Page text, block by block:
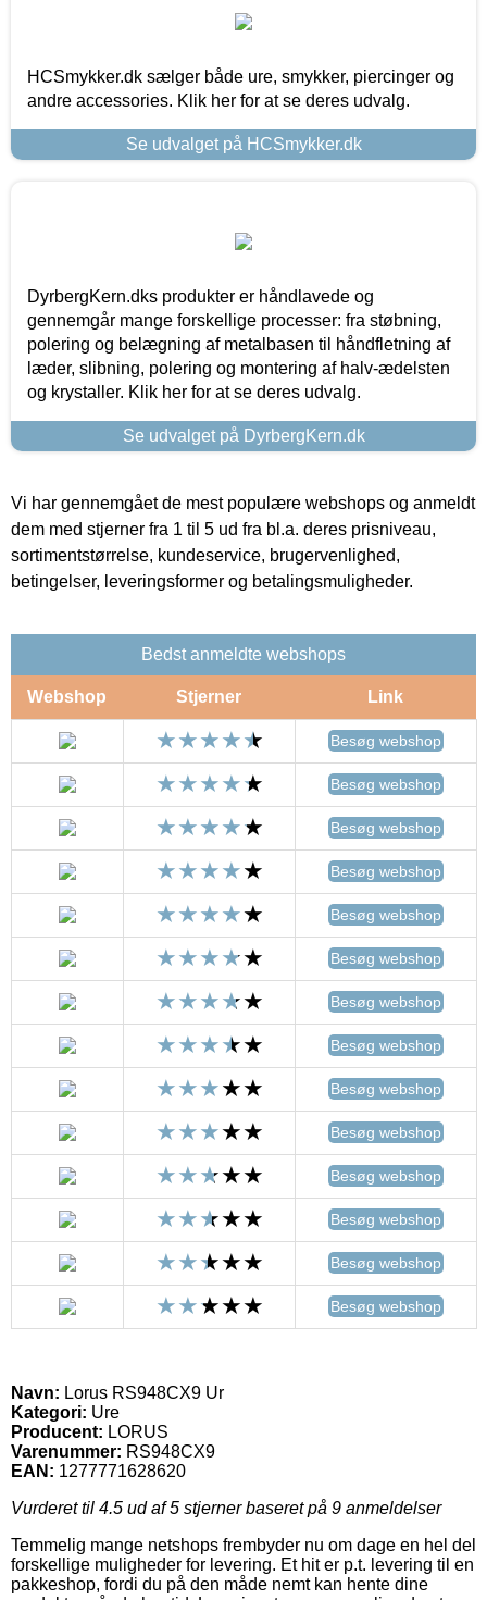
HCSmykker.dk sælger både ure, smykker, piercinger og
andre accessories. Klik her for at se deres udvalg.
Se udvalget på HCSmykker.dk
DyrbergKern.dks produkter er håndlavede og
gennemgår mange forskellige processer: fra støbning,
polering og belægning af metalbasen til håndfletning af
læder, slibning, polering og montering af halv-ædelsten
og krystaller. Klik her for at se deres udvalg.
Se udvalget på DyrbergKern.dk
Vi har gennemgået de mest populære webshops og anmeldt
dem med stjerner fra 1 til 5 ud fra bl.a. deres prisniveau,
sortimentstørrelse, kundeservice, brugervenlighed,
betingelser, leveringsformer og betalingsmuligheder.
Bedst anmeldte webshops
Webshop Stjerner Link
Besøg webshop
Besøg webshop
Besøg webshop
Besøg webshop
Besøg webshop
Besøg webshop
Besøg webshop
Besøg webshop
Besøg webshop
Besøg webshop
Besøg webshop
Besøg webshop
Besøg webshop
Besøg webshop
Navn: Lorus RS948CX9 Ur
Kategori: Ure
Producent: LORUS
Varenummer: RS948CX9
EAN: 1277771628620
Vurderet til 4.5 ud af 5 stjerner baseret på 9 anmeldelser
Temmelig mange netshops frembyder nu om dage en hel del
forskellige muligheder for levering. Et hit er p.t. levering til en
pakkeshop, fordi du på den måde nemt kan hente dine